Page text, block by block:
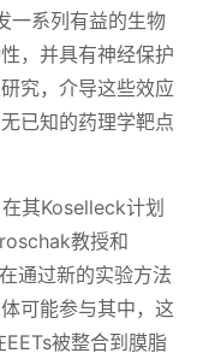
一系列有益的生物
，并具有神经保护
究，介导这些效应
已知的药理学靶点
其Koselleck计划
教授和
通过新的实验方法
可能参与其中，这
被整合到膜脂